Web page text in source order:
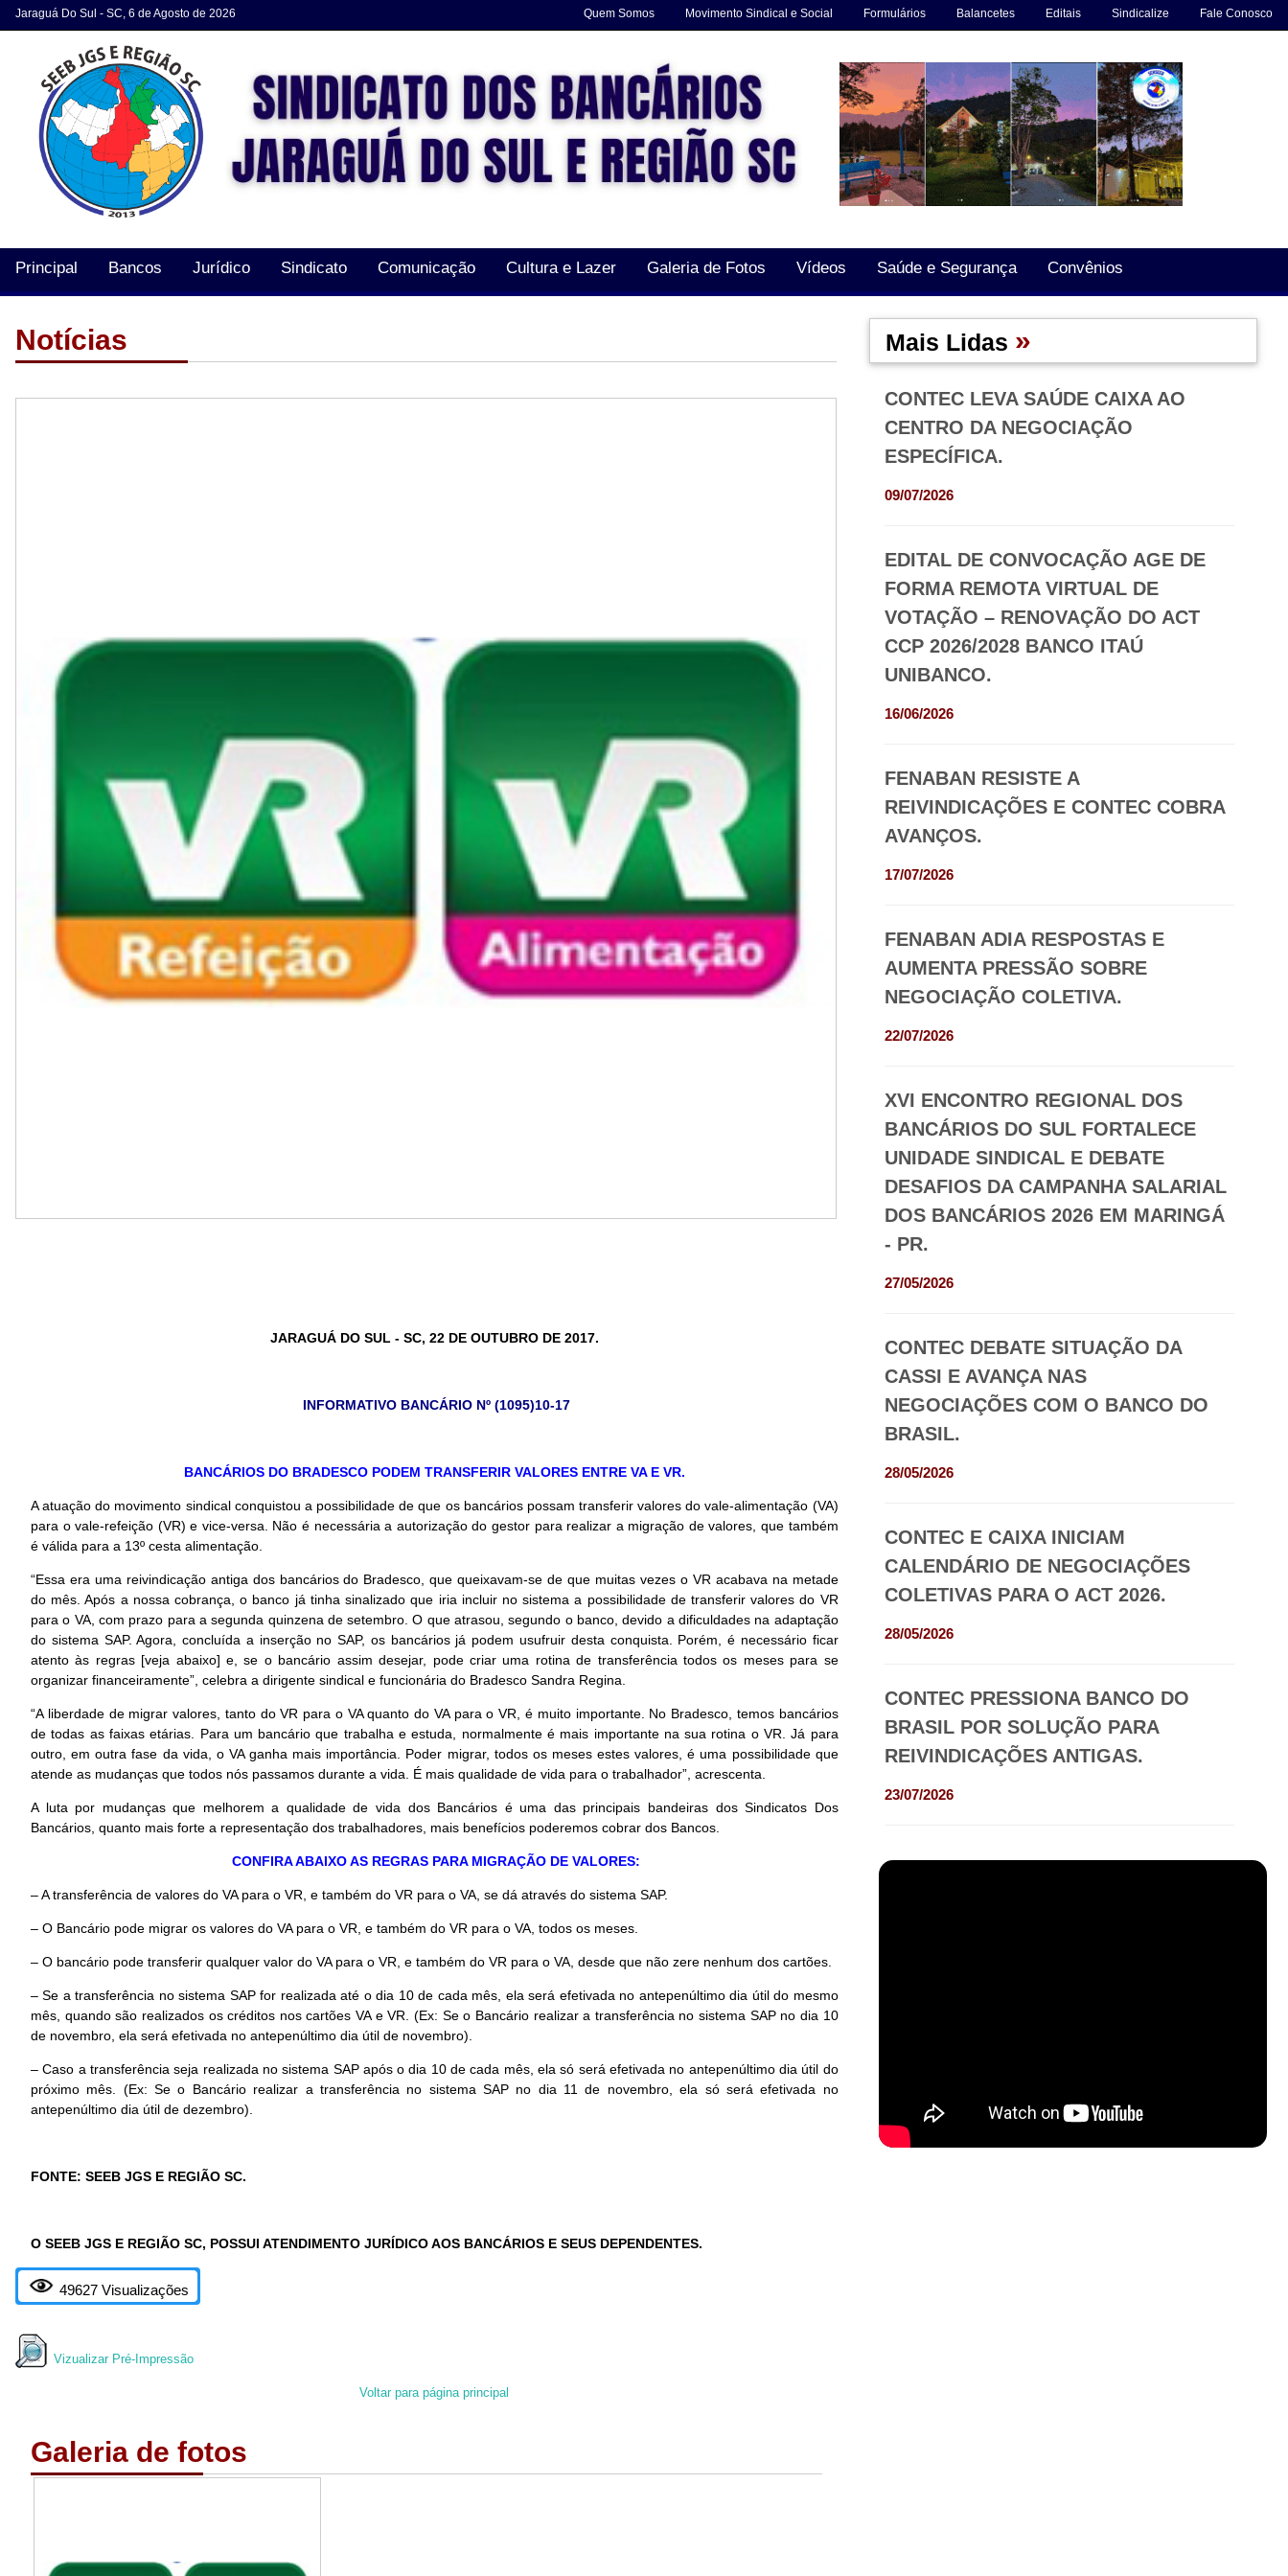
Jaraguá Do Sul - SC, 6 de Agosto de 2026 Fale Conosco
Sindicalize
Editais
Balancetes
Formulários
Movimento Sindical e Social
Quem Somos
Principal Bancos Jurídico Sindicato Comunicação Cultura e Lazer Galeria de Fotos Vídeos Saúde e Segurança Convênios
Notícias
JARAGUÁ DO SUL - SC, 22 DE OUTUBRO DE 2017.
INFORMATIVO BANCÁRIO Nº (1095)10-17
BANCÁRIOS DO BRADESCO PODEM TRANSFERIR VALORES ENTRE VA E VR.
A atuação do movimento sindical conquistou a possibilidade de que os bancários possam transferir valores do vale-alimentação (VA)
para o vale-refeição (VR) e vice-versa. Não é necessária a autorização do gestor para realizar a migração de valores, que também
é válida para a 13º cesta alimentação.
“Essa era uma reivindicação antiga dos bancários do Bradesco, que queixavam-se de que muitas vezes o VR acabava na metade
do mês. Após a nossa cobrança, o banco já tinha sinalizado que iria incluir no sistema a possibilidade de transferir valores do VR
para o VA, com prazo para a segunda quinzena de setembro. O que atrasou, segundo o banco, devido a dificuldades na adaptação
do sistema SAP. Agora, concluída a inserção no SAP, os bancários já podem usufruir desta conquista. Porém, é necessário ficar
atento às regras [veja abaixo] e, se o bancário assim desejar, pode criar uma rotina de transferência todos os meses para se
organizar financeiramente”, celebra a dirigente sindical e funcionária do Bradesco Sandra Regina.
“A liberdade de migrar valores, tanto do VR para o VA quanto do VA para o VR, é muito importante. No Bradesco, temos bancários
de todas as faixas etárias. Para um bancário que trabalha e estuda, normalmente é mais importante na sua rotina o VR. Já para
outro, em outra fase da vida, o VA ganha mais importância. Poder migrar, todos os meses estes valores, é uma possibilidade que
atende as mudanças que todos nós passamos durante a vida. É mais qualidade de vida para o trabalhador”, acrescenta.
A luta por mudanças que melhorem a qualidade de vida dos Bancários é uma das principais bandeiras dos Sindicatos Dos
Bancários, quanto mais forte a representação dos trabalhadores, mais benefícios poderemos cobrar dos Bancos.
CONFIRA ABAIXO AS REGRAS PARA MIGRAÇÃO DE VALORES:
– A transferência de valores do VA para o VR, e também do VR para o VA, se dá através do sistema SAP.
– O Bancário pode migrar os valores do VA para o VR, e também do VR para o VA, todos os meses.
– O bancário pode transferir qualquer valor do VA para o VR, e também do VR para o VA, desde que não zere nenhum dos cartões.
– Se a transferência no sistema SAP for realizada até o dia 10 de cada mês, ela será efetivada no antepenúltimo dia útil do mesmo
mês, quando são realizados os créditos nos cartões VA e VR. (Ex: Se o Bancário realizar a transferência no sistema SAP no dia 10
de novembro, ela será efetivada no antepenúltimo dia útil de novembro).
– Caso a transferência seja realizada no sistema SAP após o dia 10 de cada mês, ela só será efetivada no antepenúltimo dia útil do
próximo mês. (Ex: Se o Bancário realizar a transferência no sistema SAP no dia 11 de novembro, ela só será efetivada no
antepenúltimo dia útil de dezembro).
FONTE: SEEB JGS E REGIÃO SC.
O SEEB JGS E REGIÃO SC, POSSUI ATENDIMENTO JURÍDICO AOS BANCÁRIOS E SEUS DEPENDENTES.
49627 Visualizações
Vizualizar Pré-Impressão
Voltar para página principal
Galeria de fotos
Mais Lidas »
CONTEC LEVA SAÚDE CAIXA AO
CENTRO DA NEGOCIAÇÃO
ESPECÍFICA.
09/07/2026
EDITAL DE CONVOCAÇÃO AGE DE
FORMA REMOTA VIRTUAL DE
VOTAÇÃO – RENOVAÇÃO DO ACT
CCP 2026/2028 BANCO ITAÚ
UNIBANCO.
16/06/2026
FENABAN RESISTE A
REIVINDICAÇÕES E CONTEC COBRA
AVANÇOS.
17/07/2026
FENABAN ADIA RESPOSTAS E
AUMENTA PRESSÃO SOBRE
NEGOCIAÇÃO COLETIVA.
22/07/2026
XVI ENCONTRO REGIONAL DOS
BANCÁRIOS DO SUL FORTALECE
UNIDADE SINDICAL E DEBATE
DESAFIOS DA CAMPANHA SALARIAL
DOS BANCÁRIOS 2026 EM MARINGÁ
- PR.
27/05/2026
CONTEC DEBATE SITUAÇÃO DA
CASSI E AVANÇA NAS
NEGOCIAÇÕES COM O BANCO DO
BRASIL.
28/05/2026
CONTEC E CAIXA INICIAM
CALENDÁRIO DE NEGOCIAÇÕES
COLETIVAS PARA O ACT 2026.
28/05/2026
CONTEC PRESSIONA BANCO DO
BRASIL POR SOLUÇÃO PARA
REIVINDICAÇÕES ANTIGAS.
23/07/2026